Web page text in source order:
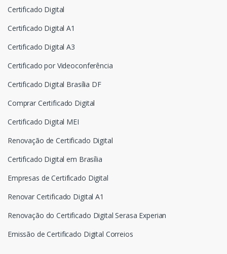
Certificado Digital
Certificado Digital A1
Certificado Digital A3
Certificado por Videoconferência
Certificado Digital Brasília DF
Comprar Certificado Digital
Certificado Digital MEI
Renovação de Certificado Digital
Certificado Digital em Brasília
Empresas de Certificado Digital
Renovar Certificado Digital A1
Renovação do Certificado Digital Serasa Experian
Emissão de Certificado Digital Correios